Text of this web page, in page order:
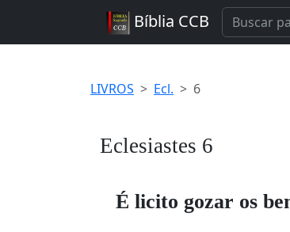
Bíblia CCB
LIVROS Ecl. 6
Eclesiastes 6
É licito gozar os